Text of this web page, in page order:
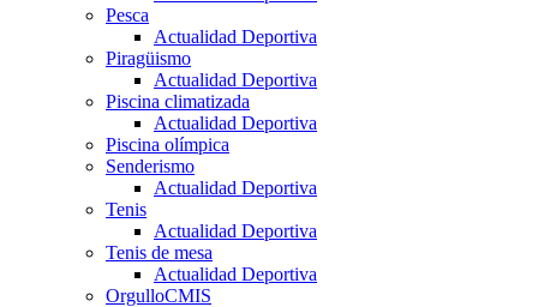
Pesca
Actualidad Deportiva
Piragüismo
Actualidad Deportiva
Piscina climatizada
Actualidad Deportiva
Piscina olímpica
Senderismo
Actualidad Deportiva
Tenis
Actualidad Deportiva
Tenis de mesa
Actualidad Deportiva
OrgulloCMIS